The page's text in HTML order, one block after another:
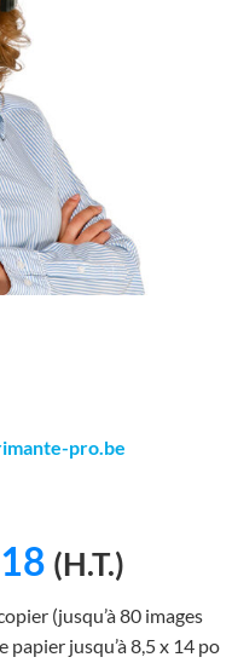
pro.be
Le
prix
actuel
(H.T.)
(jusqu’à 80 images
jusqu’à 8,5 x 14 po